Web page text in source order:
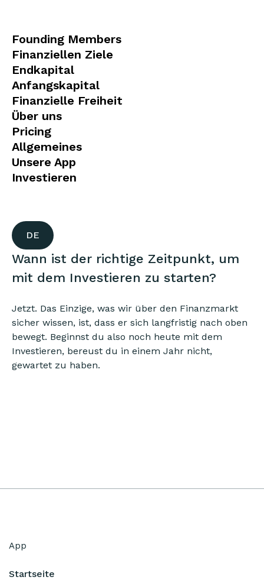
Founding Members
Finanziellen Ziele
Endkapital
Anfangskapital
Finanzielle Freiheit
Über uns
Pricing
Allgemeines
Unsere App
Investieren
DE
Wann ist der richtige Zeitpunkt, um
mit dem Investieren zu starten?
Jetzt. Das Einzige, was wir über den Finanzmarkt
sicher wissen, ist, dass er sich langfristig nach oben
bewegt. Beginnst du also noch heute mit dem
Investieren, bereust du in einem Jahr nicht,
gewartet zu haben.
App
Startseite